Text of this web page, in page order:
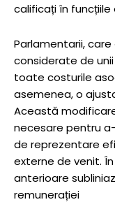
calificați în funcțiile
Parlamentarii,
considerate de
toate costurile
asemenea, o
Această
necesare pentru
de reprezentare
externe de venit.
anterioare
remunerației